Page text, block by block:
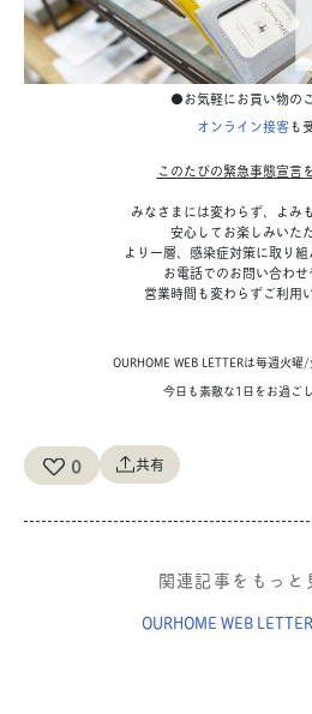
●お気軽にお買い物の
オンライン接客も
このたびの緊急事態宣言
みなさまには変わらず、よみ
安心してお楽しみいた
より一層、感染症対策に取り組
お電話でのお問い合わ
営業時間も変わらずご利用
OURHOME WEB LETTERは毎週火曜
今日も素敵な1日をお過ご
0 共有
関連記事をもっと
OURHOME WEB